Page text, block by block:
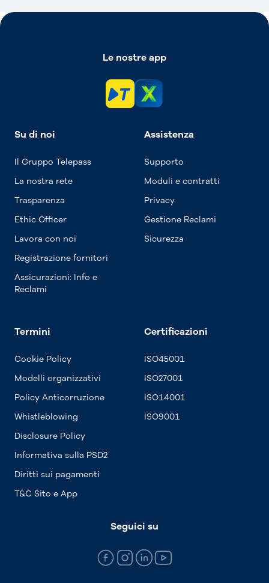
Le nostre app
Su di noi
Il Gruppo Telepass
La nostra rete
Trasparenza
Ethic Officer
Lavora con noi
Registrazione fornitori
Assicurazioni: Info e
Reclami
Assistenza
Supporto
Moduli e contratti
Privacy
Gestione Reclami
Sicurezza
Termini
Cookie Policy
Modelli organizzativi
Policy Anticorruzione
Whistleblowing
Disclosure Policy
Informativa sulla PSD2
Diritti sui pagamenti
T&C Sito e App
Certificazioni
ISO45001
ISO27001
ISO14001
ISO9001
Seguici su